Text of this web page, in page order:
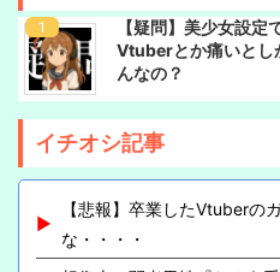
【疑問】美少女設
Vtuberとか痛いとし
んなの？
イチオシ記事
【悲報】卒業したVtuberの
な・・・・